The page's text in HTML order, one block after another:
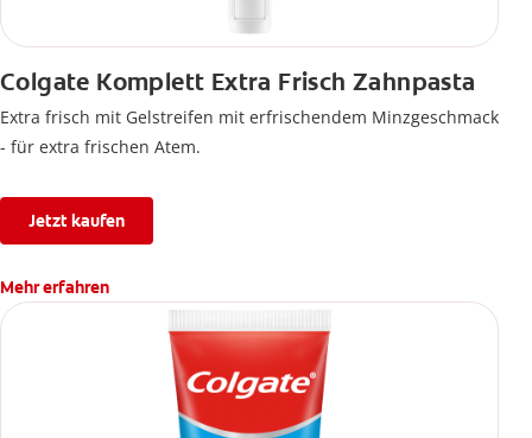
Colgate Komplett Extra Frisch Zahnpasta
Extra frisch mit Gelstreifen mit erfrischendem Minzgeschmack
- für extra frischen Atem.
Jetzt kaufen
Mehr erfahren